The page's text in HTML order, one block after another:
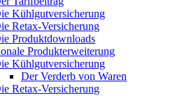
Kühlgutversicherung
Retax-Versicherung
Produktdownloads
Produkterweiterung
Kühlgutversicherung
Der Verderb von Waren
Retax-Versicherung